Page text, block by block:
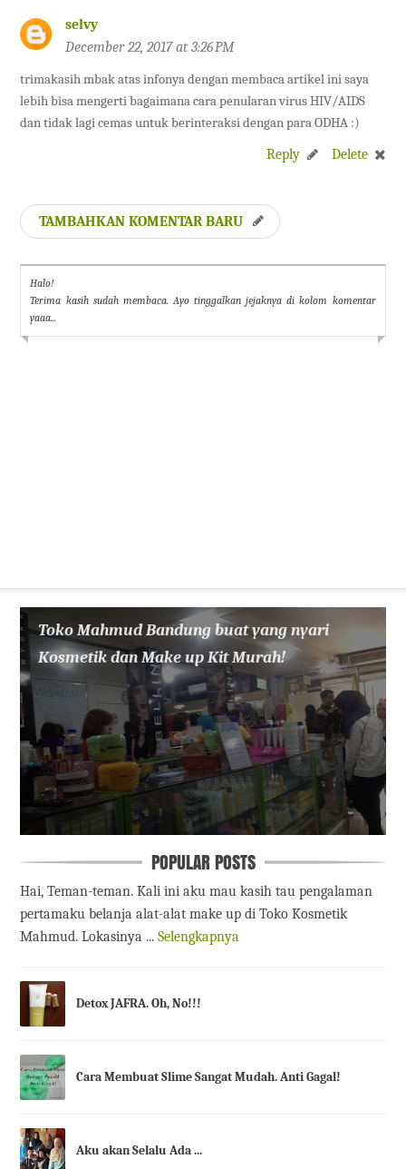
selvy
December 22, 2017 at 3:26 PM
trimakasih mbak atas infonya dengan membaca artikel ini saya
lebih bisa mengerti bagaimana cara penularan virus HIV/AIDS
dan tidak lagi cemas untuk berinteraksi dengan para ODHA :)
Reply
Delete
TAMBAHKAN KOMENTAR BARU
Halo!
Terima kasih sudah membaca. Ayo tinggalkan jejaknya di kolom komentar
yaaa...
Toko Mahmud Bandung buat yang nyari
Kosmetik dan Make up Kit Murah!
POPULAR POSTS
Hai, Teman-teman. Kali ini aku mau kasih tau pengalaman
pertamaku belanja alat-alat make up di Toko Kosmetik
Mahmud. Lokasinya ...Selengkapnya
Detox JAFRA. Oh, No!!!
Cara Membuat Slime Sangat Mudah. Anti Gagal!
Aku akan Selalu Ada ...